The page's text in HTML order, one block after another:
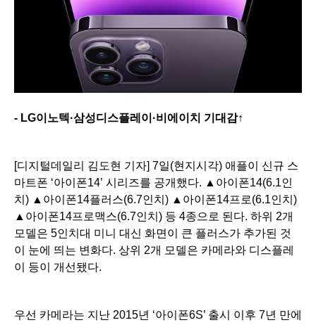
- LG이노텍·삼성디스플레이·비에이치 기대감↑
[디지털데일리 김도현 기자] 7일(현지시각) 애플이 신규 스
마트폰 ‘아이폰14’ 시리즈를 공개했다. ▲아이폰14(6.1인
치) ▲아이폰14플러스(6.7인치) ▲아이폰14프로(6.1인치)
▲아이폰14프로맥스(6.7인치) 등 4종으로 된다. 하위 2개
모델은 5인치대 미니 대신 화면이 큰 플러스가 추가된 것
이 눈에 띄는 변화다. 상위 2개 모델은 카메라와 디스플레
이 등이 개선됐다.
우선 카메라는 지난 2015년 ‘아이폰6S’ 출시 이후 7년 만에